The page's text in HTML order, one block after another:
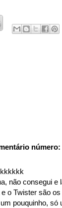
número:
não consegui e
o Twister são
pouquinho, só